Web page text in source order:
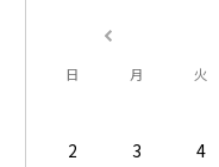
日 月 火
2
3 4